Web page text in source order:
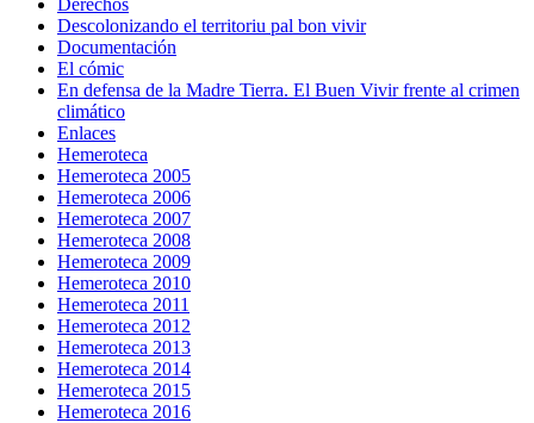
Derechos
Descolonizando el territoriu pal bon vivir
Documentación
El cómic
En defensa de la Madre Tierra. El Buen Vivir frente al crimen
climático
Enlaces
Hemeroteca
Hemeroteca 2005
Hemeroteca 2006
Hemeroteca 2007
Hemeroteca 2008
Hemeroteca 2009
Hemeroteca 2010
Hemeroteca 2011
Hemeroteca 2012
Hemeroteca 2013
Hemeroteca 2014
Hemeroteca 2015
Hemeroteca 2016